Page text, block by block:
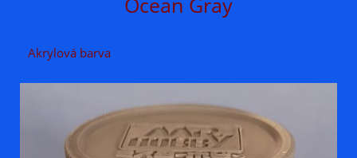
Akrylová barva